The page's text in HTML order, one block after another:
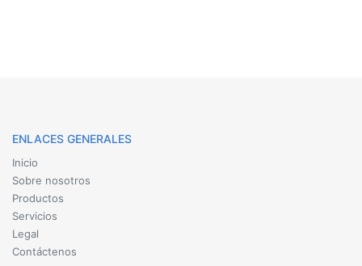
ENLACES GENERALES
Inicio
Sobre nosotros
Productos
Servicios
Legal
Contáctenos